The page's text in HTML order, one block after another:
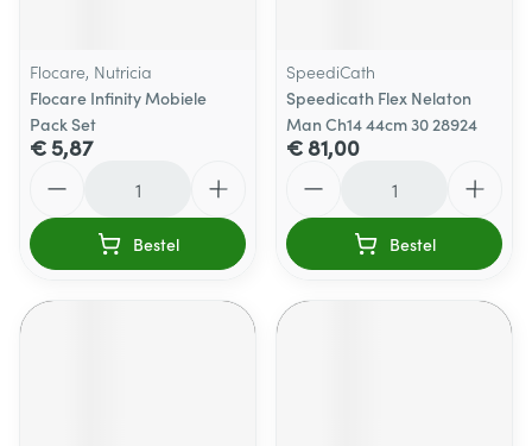
Flocare, Nutricia
Flocare Infinity Mobiele
Pack Set
€ 5,87
Bestel
SpeediCath
Speedicath Flex Nelaton
Man Ch14 44cm 30 28924
€ 81,00
Bestel